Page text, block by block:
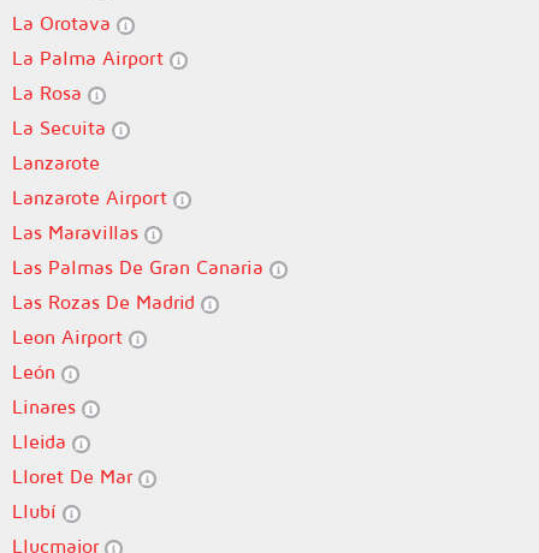
La Orotava
La Palma Airport
La Rosa
La Secuita
Lanzarote
Lanzarote Airport
Las Maravillas
Las Palmas De Gran Canaria
Las Rozas De Madrid
Leon Airport
León
Linares
Lleida
Lloret De Mar
Llubí
Llucmajor